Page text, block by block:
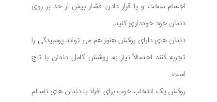
اجسام سخت و یا قرار دادن فشار بیش از حد بر روی
دندان خود خودداری کنید.
دندان های دارای روکش هنوز هم می تواند پوسیدگی را
تجربه کنند احتمالاً نیاز به پوشش کامل دندان با تاج
است.
روکش یک انتخاب خوب برای افراد با دندان های ناسالم